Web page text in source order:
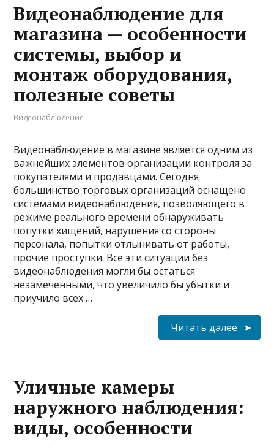
Видеонаблюдение для
магазина — особенности
системы, выбор и
монтаж оборудования,
полезные советы
Видеонаблюдение
Видеонаблюдение в магазине является одним из
важнейших элементов организации контроля за
покупателями и продавцами. Сегодня
большинство торговых организаций оснащено
системами видеонаблюдения, позволяющего в
режиме реального времени обнаруживать
попутки хищений, нарушения со стороны
персонала, попытки отлынивать от работы,
прочие проступки. Все эти ситуации без
видеонаблюдения могли бы остаться
незамеченными, что увеличило бы убытки и
приучило всех …
Читать далее
Уличные камеры
наружного наблюдения:
виды, особенности